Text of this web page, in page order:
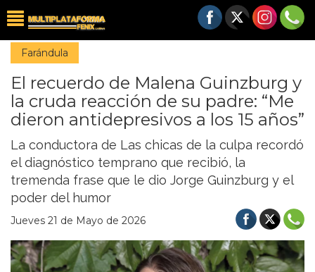
Farándula
El recuerdo de Malena Guinzburg y
la cruda reacción de su padre: “Me
dieron antidepresivos a los 15 años”
La conductora de Las chicas de la culpa recordó
el diagnóstico temprano que recibió, la
tremenda frase que le dio Jorge Guinzburg y el
poder del humor
Jueves 21 de Mayo de 2026